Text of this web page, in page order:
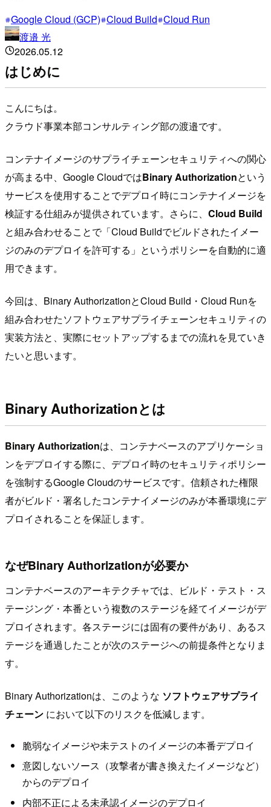
Google Cloud (GCP) Cloud Build Cloud Run
渡邉 光
2026.05.12
はじめに
こんにちは。
クラウド事業本部コンサルティング部の渡邉です。
コンテナイメージのサプライチェーンセキュリティへの関心
が高まる中、Google CloudではBinary Authorizationという
サービスを使用することでデプロイ時にコンテナイメージを
検証する仕組みが提供されています。さらに、 Cloud Build
と組み合わせることで「Cloud Buildでビルドされたイメー
ジのみのデプロイを許可する」というポリシーを自動的に適
用できます。
今回は、Binary AuthorizationとCloud Build・Cloud Runを
組み合わせたソフトウェアサプライチェーンセキュリティの
実装方法と、実際にセットアップするまでの流れを見ていき
たいと思います。
Binary Authorizationとは
Binary Authorizationは、コンテナベースのアプリケーショ
ンをデプロイする際に、デプロイ時のセキュリティポリシー
を強制するGoogle Cloudのサービスです。信頼された権限
者がビルド・署名したコンテナイメージのみが本番環境にデ
プロイされることを保証します。
なぜBinary Authorizationが必要か
コンテナベースのアーキテクチャでは、ビルド・テスト・ス
テージング・本番という複数のステージを経てイメージがデ
プロイされます。各ステージには固有の要件があり、あるス
テージを通過したことが次のステージへの前提条件となりま
す。
Binary Authorizationは、このような ソフトウェアサプライ
チェーン において以下のリスクを低減します。
脆弱なイメージや未テストのイメージの本番デプロイ
意図しないソース（攻撃者が書き換えたイメージなど）
からのデプロイ
内部不正による未承認イメージのデプロイ